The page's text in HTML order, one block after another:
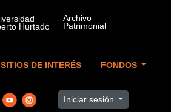
SITIOS DE INTERÉS FONDOS
Iniciar sesión